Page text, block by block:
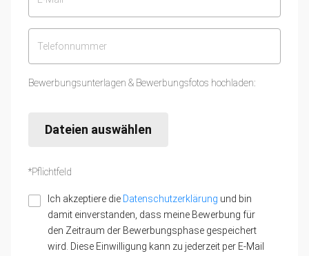
Bewerbungsunterlagen & Bewerbungsfotos hochladen:
Dateien auswählen
*Pflichtfeld
Ich akzeptiere die Datenschutzerklärung und bin
damit einverstanden, dass meine Bewerbung für
den Zeitraum der Bewerbungsphase gespeichert
wird. Diese Einwilligung kann zu jederzeit per E-Mail